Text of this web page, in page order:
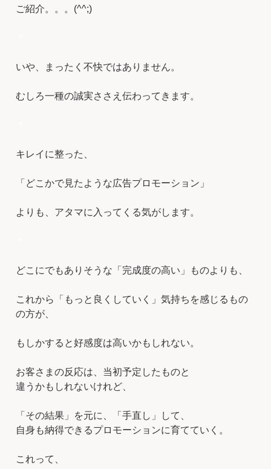
ご紹介。。。(^^;)
いや、まったく不快ではありません。
むしろ一種の誠実ささえ伝わってきます。
キレイに整った、
「どこかで見たような広告プロモーション」
よりも、アタマに入ってくる気がします。
どこにでもありそうな「完成度の高い」ものよりも、
これから「もっと良くしていく」気持ちを感じるもの
の方が、
もしかすると好感度は高いかもしれない。
お客さまの反応は、当初予定したものと
違うかもしれないけれど、
「その結果」を元に、「手直し」して、
自身も納得できるプロモーションに育てていく。
これって、